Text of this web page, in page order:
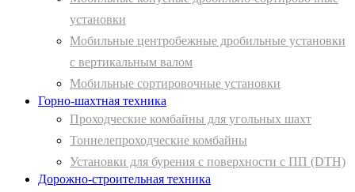
установки
Мобильные центробежные дробильные установки
с вертикальным валом
Мобильные сортировочные установки
Горно-шахтная техника
Проходческие комбайны для угольных шахт
Тоннелепроходческие комбайны
Установки для бурения с поверхности с ПП (DTH)
Дорожно-строительная техника